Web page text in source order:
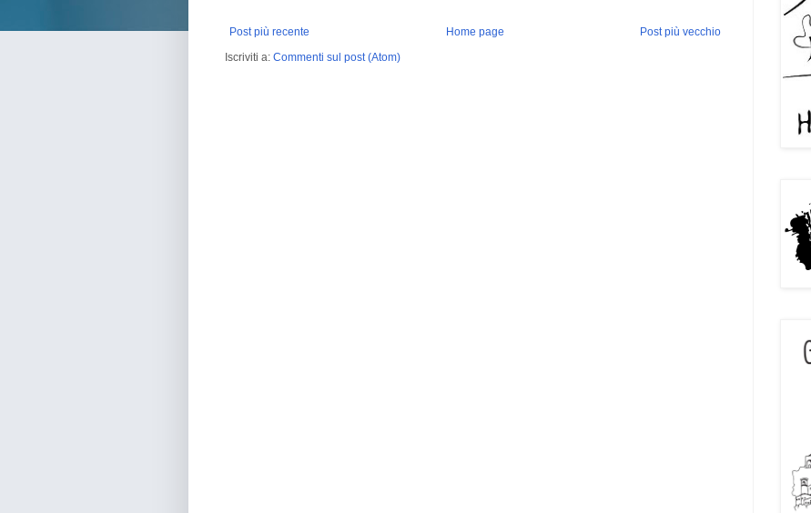
Post più recente Post più vecchio
Home page
Iscriviti a: Commenti sul post (Atom)